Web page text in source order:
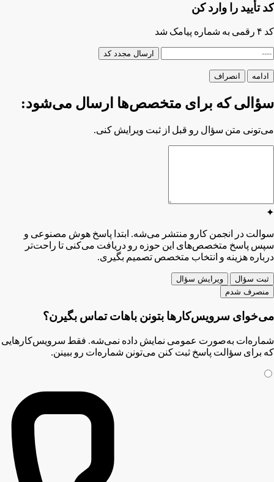
کد تأیید را وارد کن
کد ۴ رقمی به شماره پیامک شد
ارسال مجدد کد
ادامه انصراف
سؤالی که برای متخصص‌ها ارسال می‌شود:
می‌تونی متن سؤال رو قبل از ثبت ویرایش کنی.
✦
سوالت در انجمن کارو منتشر می‌شه. ابتدا پاسخ هوش مصنوعی و
سپس پاسخ متخصص‌های این حوزه رو دریافت می‌کنی تا راحت‌تر
درباره هزینه و انتخاب متخصص تصمیم بگیری.
ثبت سؤال
ویرایش سؤال
منصرف شدم
می‌خوای سرویس‌کارها بتونن باهات تماس بگیرن؟
شماره‌ات به‌صورت عمومی نمایش داده نمی‌شه. فقط سرویس‌کارهایی
که برای سؤالت پاسخ ثبت کنن می‌تونن شماره‌ات رو ببینن.